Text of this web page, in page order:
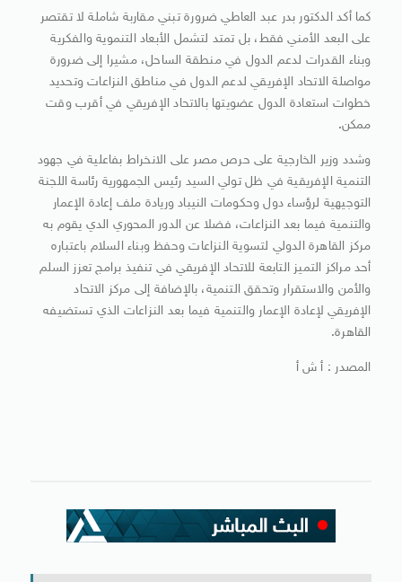
كما أكد الدكتور بدر عبد العاطي ضرورة تبني مقاربة شاملة لا تقتصر
على البعد الأمني فقط، بل تمتد لتشمل الأبعاد التنموية والفكرية
وبناء القدرات لدعم الدول في منطقة الساحل، مشيرا إلى ضرورة
مواصلة الاتحاد الإفريقي لدعم الدول في مناطق النزاعات وتحديد
خطوات استعادة الدول عضويتها بالاتحاد الإفريقي في أقرب وقت
ممكن.
وشدد وزير الخارجية على حرص مصر على الانخراط بفاعلية في جهود
التنمية الإفريقية في ظل تولي السيد رئيس الجمهورية رئاسة اللجنة
التوجيهية لرؤساء دول وحكومات النيباد وريادة ملف إعادة الإعمار
والتنمية فيما بعد النزاعات، فضلا عن الدور المحوري الدي يقوم به
مركز القاهرة الدولي لتسوية النزاعات وحفظ وبناء السلام باعتباره
أحد مراكز التميز التابعة للاتحاد الإفريقي في تنفيذ برامج تعزز السلم
والأمن والاستقرار وتحقق التنمية، بالإضافة إلى مركز الاتحاد
الإفريقي لإعادة الإعمار والتنمية فيما بعد النزاعات الذي تستضيفه
القاهرة.
المصدر : أ ش أ